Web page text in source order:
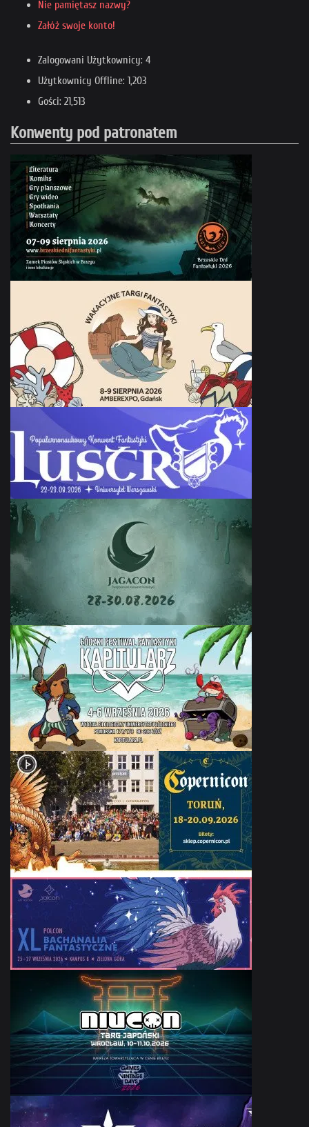
Nie pamiętasz nazwy?
Załóż swoje konto!
Zalogowani Użytkownicy: 4
Użytkownicy Offline: 1,203
Gości: 21,513
Konwenty pod patronatem